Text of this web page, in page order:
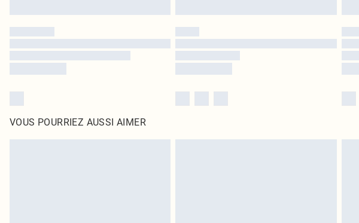
VOUS POURRIEZ AUSSI AIMER